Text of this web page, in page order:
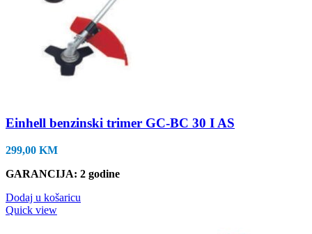
Einhell benzinski trimer GC-BC 30 I AS
299,00 KM
GARANCIJA: 2 godine
Dodaj u košaricu
Quick view